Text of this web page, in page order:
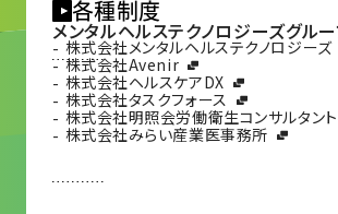
各種制度
メンタルヘルステクノロジーズグル
株式会社メンタルヘルステクノロジーズ
株式会社Avenir
株式会社ヘルスケアDX
株式会社タスクフォース
株式会社明照会労働衛生コンサルタン
株式会社みらい産業医事務所